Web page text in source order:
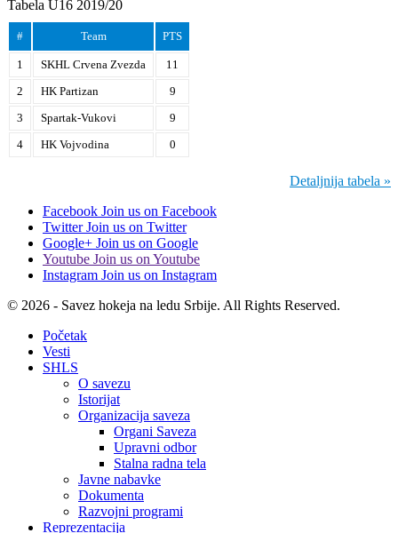
Tabela U16 2019/20
# Team PTS
1 SKHL Crvena Zvezda
11
2
HK Partizan
9
3
Spartak-Vukovi
9
4
HK Vojvodina 0
Detaljnija tabela »
Facebook Join us on Facebook
Twitter Join us on Twitter
Google+ Join us on Google
Youtube Join us on Youtube
Instagram Join us on Instagram
© 2026 - Savez hokeja na ledu Srbije. All Rights Reserved.
Početak
Vesti
SHLS
O savezu
Istorijat
Organizacija saveza
Organi Saveza
Upravni odbor
Stalna radna tela
Javne nabavke
Dokumenta
Razvojni programi
Reprezentacija